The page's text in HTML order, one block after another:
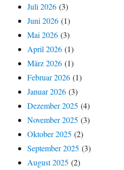
Juli 2026 (3)
Juni 2026 (1)
Mai 2026 (3)
April 2026 (1)
März 2026 (1)
Februar 2026 (1)
Januar 2026 (3)
Dezember 2025 (4)
November 2025 (3)
Oktober 2025 (2)
September 2025 (3)
August 2025 (2)